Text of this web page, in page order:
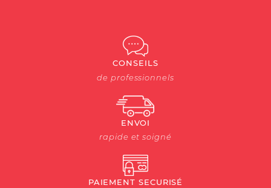
CONSEILS
de professionnels
ENVOI
rapide et soigné
PAIEMENT SECURISÉ